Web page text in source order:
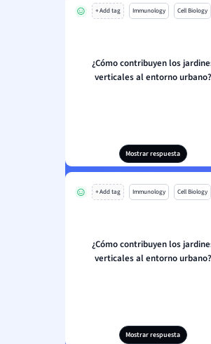
+ Add tag Immunology Cell Biology
¿Cómo contribuyen los
verticales al entorno urbano?
Mostrar respuesta
+ Add tag Immunology Cell Biology
¿Cómo contribuyen los
verticales al entorno urbano?
Mostrar respuesta